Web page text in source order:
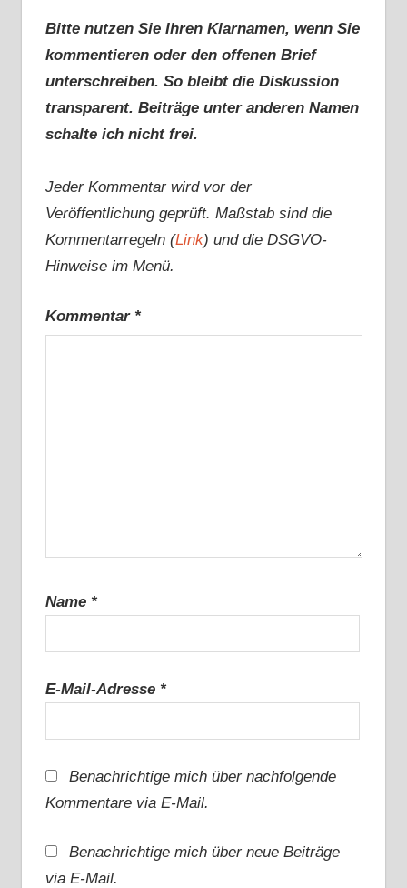
Bitte nutzen Sie Ihren Klarnamen, wenn Sie
kommentieren oder den offenen Brief
unterschreiben. So bleibt die Diskussion
transparent. Beiträge unter anderen Namen
schalte ich nicht frei.
Jeder Kommentar wird vor der
Veröffentlichung geprüft. Maßstab sind die
Kommentarregeln (Link) und die DSGVO-
Hinweise im Menü.
Kommentar *
Name *
E-Mail-Adresse *
Benachrichtige mich über nachfolgende
Kommentare via E-Mail.
Benachrichtige mich über neue Beiträge
via E-Mail.